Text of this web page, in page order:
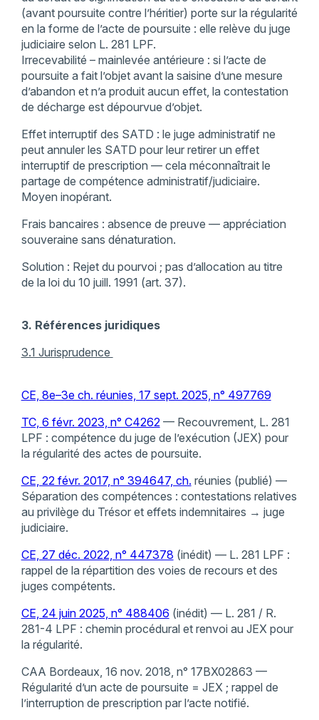
(avant poursuite contre l’héritier) porte sur la régularité
en la forme de l’acte de poursuite : elle relève du juge
judiciaire selon L. 281 LPF.
Irrecevabilité – mainlevée antérieure : si l’acte de
poursuite a fait l’objet avant la saisine d’une mesure
d’abandon et n’a produit aucun effet, la contestation
de décharge est dépourvue d’objet.
Effet interruptif des SATD : le juge administratif ne
peut annuler les SATD pour leur retirer un effet
interruptif de prescription — cela méconnaîtrait le
partage de compétence administratif/judiciaire.
Moyen inopérant.
Frais bancaires : absence de preuve — appréciation
souveraine sans dénaturation.
Solution : Rejet du pourvoi ; pas d’allocation au titre
de la loi du 10 juill. 1991 (art. 37).
3. Références juridiques
3.1 Jurisprudence
CE, 8e–3e ch. réunies, 17 sept. 2025, n° 497769
TC, 6 févr. 2023, n° C4262— Recouvrement, L. 281
LPF : compétence du juge de l’exécution (JEX) pour
la régularité des actes de poursuite.
CE, 22 févr. 2017, n° 394647, ch. réunies (publié) —
Séparation des compétences : contestations relatives
au privilège du Trésor et effets indemnitaires → juge
judiciaire.
CE, 27 déc. 2022, n° 447378 (inédit) — L. 281 LPF :
rappel de la répartition des voies de recours et des
juges compétents.
CE, 24 juin 2025, n° 488406 (inédit) — L. 281 / R.
281-4 LPF : chemin procédural et renvoi au JEX pour
la régularité.
CAA Bordeaux, 16 nov. 2018, n° 17BX02863 —
Régularité d’un acte de poursuite = JEX ; rappel de
l’interruption de prescription par l’acte notifié.